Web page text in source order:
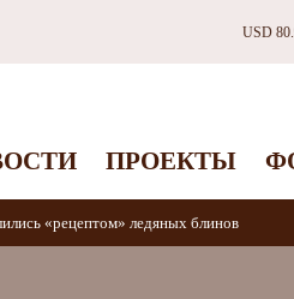
USD
ПРОЕКТЫ
«рецептом» ледяных блинов